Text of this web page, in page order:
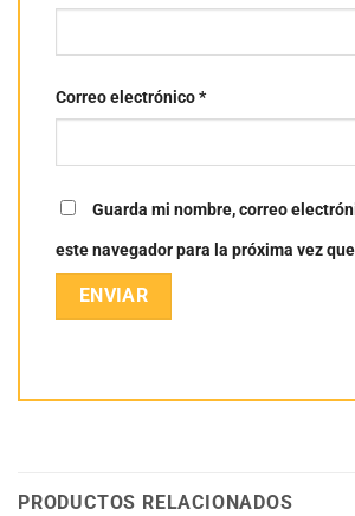
Correo electrónico*
Guarda mi nombre, correo
este navegador para la próxima vez
PRODUCTOS RELACIONADOS